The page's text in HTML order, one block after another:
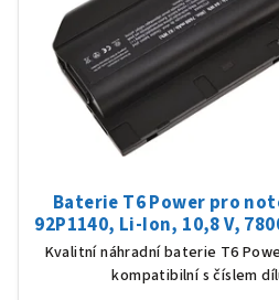
Baterie T6 Power pro
92P1140, Li-Ion, 10,8 V,
Kvalitní náhradní baterie T6
kompatibilní s číslem